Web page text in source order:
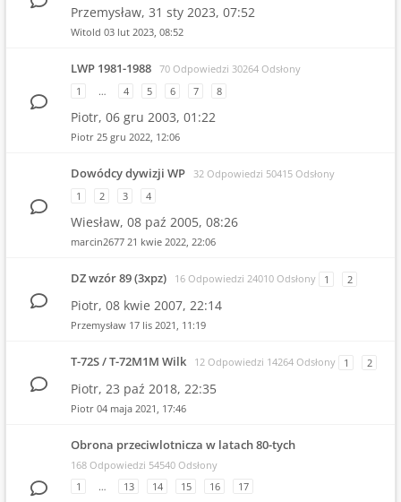
Przemysław, 31 sty 2023, 07:52
Witold 03 lut 2023, 08:52
LWP 1981-1988 70 Odpowiedzi 30264 Odsłony
1
… 4 5 6 7 8
Piotr, 06 gru 2003, 01:22
Piotr 25 gru 2022, 12:06
Dowódcy dywizji WP 32 Odpowiedzi 50415 Odsłony
1
2 3 4
Wiesław, 08 paź 2005, 08:26
marcin2677 21 kwie 2022, 22:06
DZ wzór 89 (3xpz) 16 Odpowiedzi 24010 Odsłony 1 2
Piotr, 08 kwie 2007, 22:14
Przemysław 17 lis 2021, 11:19
T-72S / T-72M1M Wilk 12 Odpowiedzi 14264 Odsłony 1 2
Piotr, 23 paź 2018, 22:35
Piotr 04 maja 2021, 17:46
Obrona przeciwlotnicza w latach 80-tych
168 Odpowiedzi 54540 Odsłony
1
… 13 14 15 16 17